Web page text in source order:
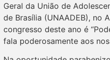
Geral da União de
de Brasília (UNAADEB), no
congresso deste ano é
fala poderosamente aos